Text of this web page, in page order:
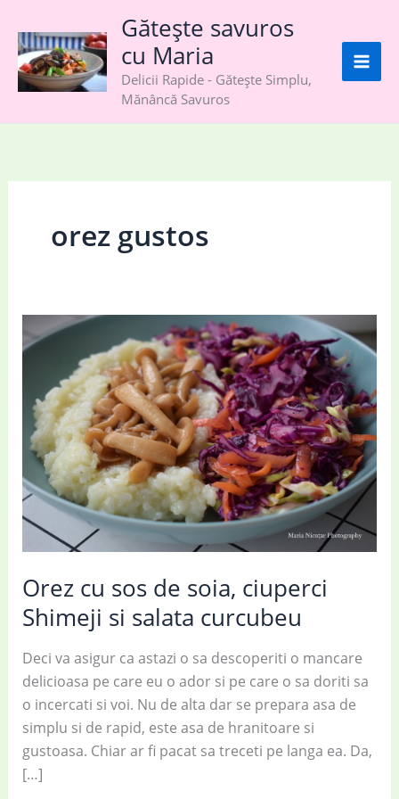
content
Gătește savuros
cu Maria
Delicii Rapide - Gătește Simplu,
Mănâncă Savuros
orez gustos
Orez cu sos de soia, ciuperci
Shimeji si salata curcubeu
Deci va asigur ca astazi o sa descoperiti o mancare
delicioasa pe care eu o ador si pe care o sa doriti sa
o incercati si voi. Nu de alta dar se prepara asa de
simplu si de rapid, este asa de hranitoare si
gustoasa. Chiar ar fi pacat sa treceti pe langa ea. Da,
[…]